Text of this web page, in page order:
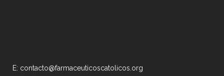
E: contacto@farmaceuticoscatolicos.org